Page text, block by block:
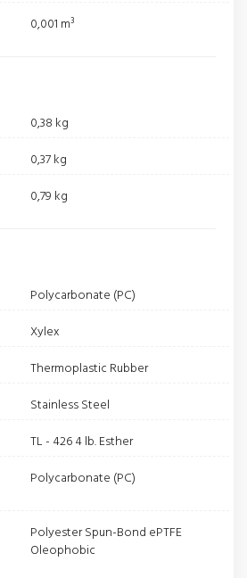
0,001 m³
0,38 kg
0,37 kg
0,79 kg
Polycarbonate (PC)
Xylex
Thermoplastic Rubber
Stainless Steel
TL - 426 4 lb. Esther
Polycarbonate (PC)
Polyester Spun-Bond ePTFE
Oleophobic